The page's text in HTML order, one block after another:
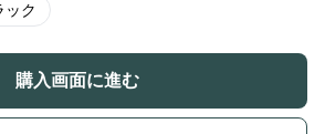
ック
購入画面に進む